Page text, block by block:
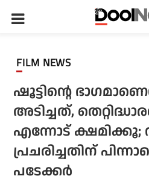
FILM NEWS
ഷൂട്ടിന്റെ
അടിച്ചത്,
എന്നോട് ക്ഷമിക്കൂ;
പ്രചരിച്ചതിന്
പടേക്കര്‍